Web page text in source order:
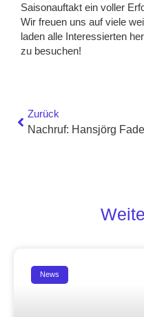
Saisonauftakt ein voller
Wir freuen uns auf viele
laden alle Interessierten
zu besuchen!
Zurück
Nachruf: Hansjörg
News